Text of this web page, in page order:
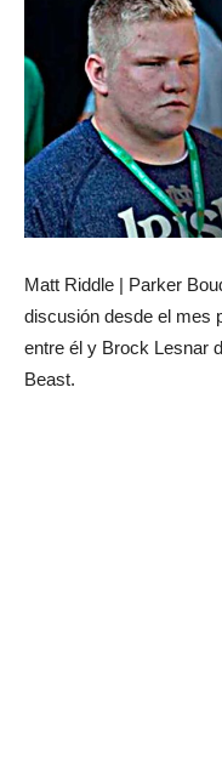
Matt Riddle | Parker
discusión desde el mes
entre él y Brock Lesnar
Beast.